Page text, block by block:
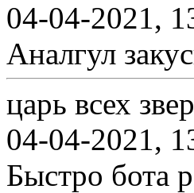
04-04-2021,
Аналгул
царь всех
04-04-2021,
Быстро бота